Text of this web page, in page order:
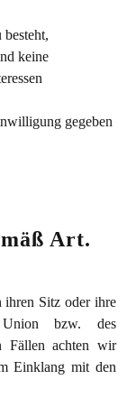
keine
gegeben
Art.
ihren Sitz oder ihre
Union bzw. des
Fällen achten wir
Einklang mit den